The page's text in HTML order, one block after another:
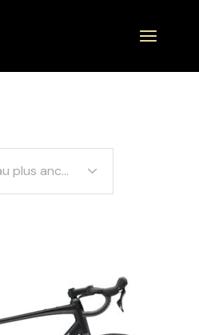
Tri du plus récent au plus ancien